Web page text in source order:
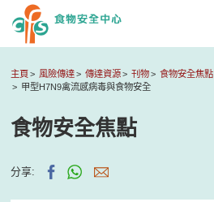
主頁 風險傳達 傳達資源 刊物
食物安全焦點
甲型H7N9禽流感病毒與食物安全
食物安全焦點
分享: